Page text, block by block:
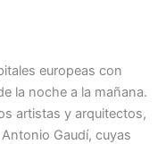
europeas con
la noche a la mañana.
artistas y arquitectos,
Gaudí, cuyas